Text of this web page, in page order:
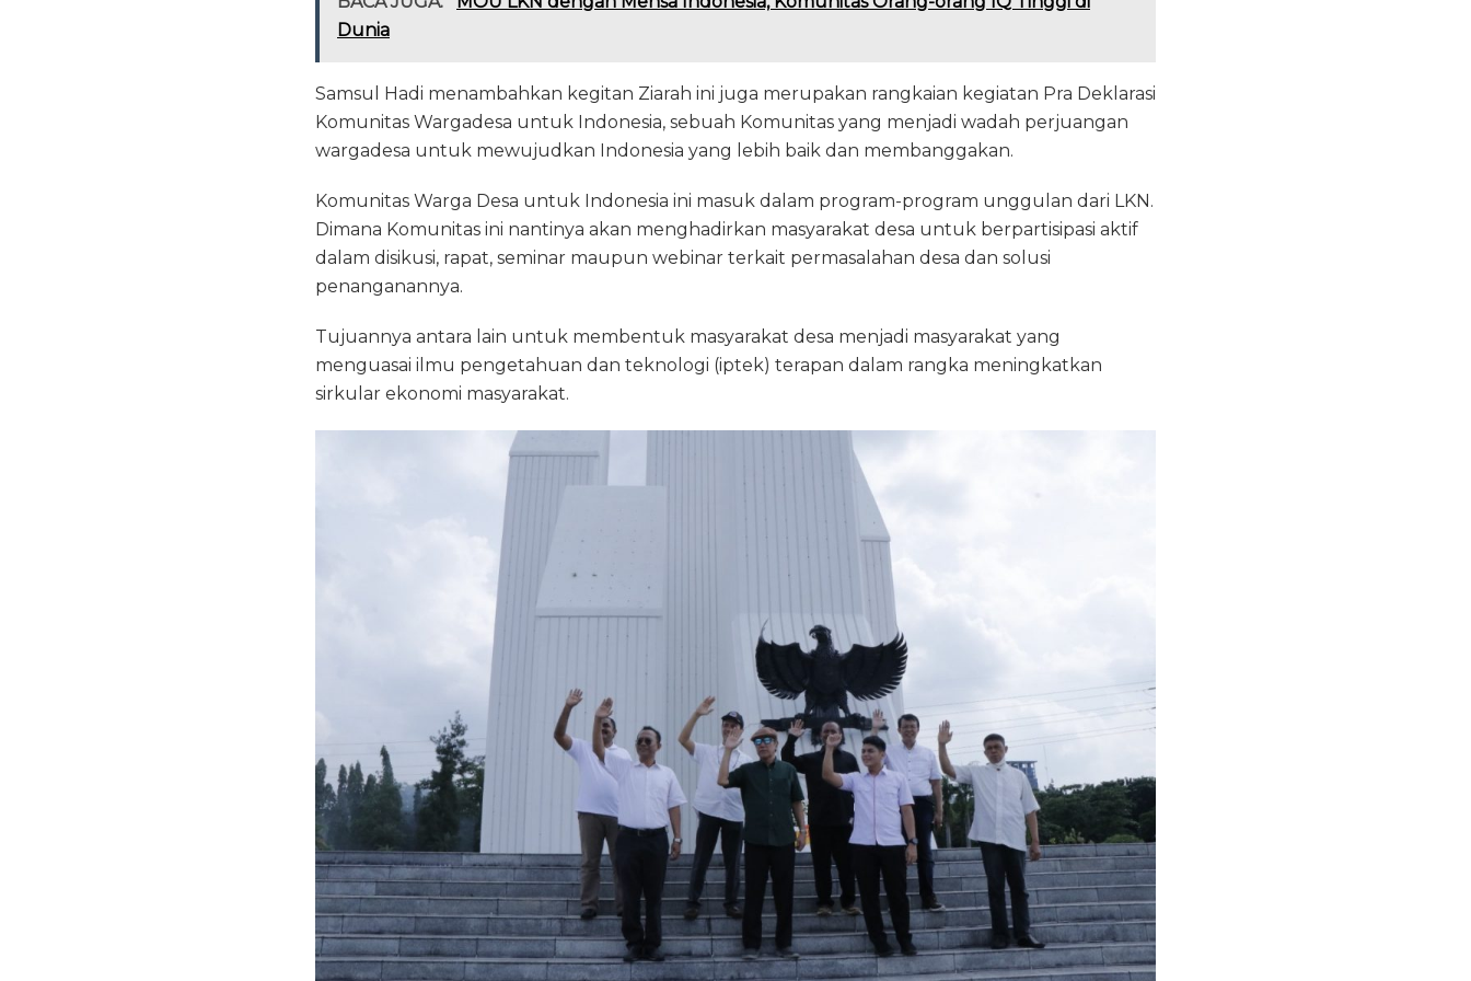
Dunia
Samsul Hadi menambahkan kegitan Ziarah ini juga merupakan rangkaian kegiatan Pra Deklarasi
Komunitas Wargadesa untuk Indonesia, sebuah Komunitas yang menjadi wadah perjuangan
wargadesa untuk mewujudkan Indonesia yang lebih baik dan membanggakan.
Komunitas Warga Desa untuk Indonesia ini masuk dalam program-program unggulan dari LKN.
Dimana Komunitas ini nantinya akan menghadirkan masyarakat desa untuk berpartisipasi aktif
dalam disikusi, rapat, seminar maupun webinar terkait permasalahan desa dan solusi
penanganannya.
Tujuannya antara lain untuk membentuk masyarakat desa menjadi masyarakat yang
menguasai ilmu pengetahuan dan teknologi (iptek) terapan dalam rangka meningkatkan
sirkular ekonomi masyarakat.